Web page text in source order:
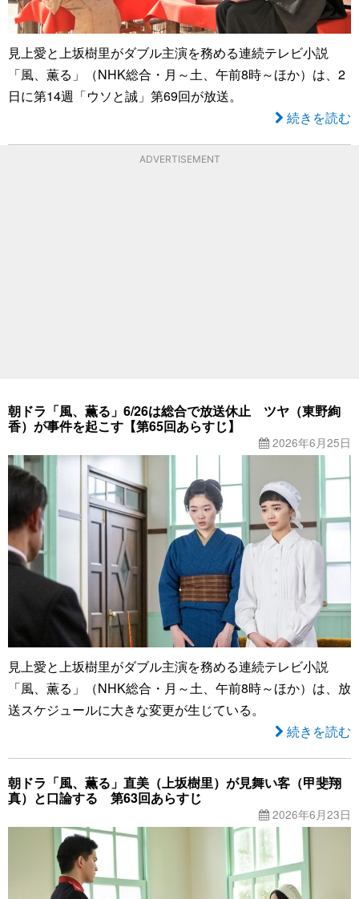
見上愛と上坂樹里がダブル主演を務める連続テレビ小説
「風、薫る」（NHK総合・月～土、午前8時～ほか）は、2
日に第14週「ウソと誠」第69回が放送。
続きを読む
ADVERTISEMENT
朝ドラ「風、薫る」6/26は総合で放送休止 ツヤ（東野絢
香）が事件を起こす【第65回あらすじ】
2026年6月25日
見上愛と上坂樹里がダブル主演を務める連続テレビ小説
「風、薫る」（NHK総合・月～土、午前8時～ほか）は、放
送スケジュールに大きな変更が生じている。
続きを読む
朝ドラ「風、薫る」直美（上坂樹里）が見舞い客（甲斐翔
真）と口論する 第63回あらすじ
2026年6月23日